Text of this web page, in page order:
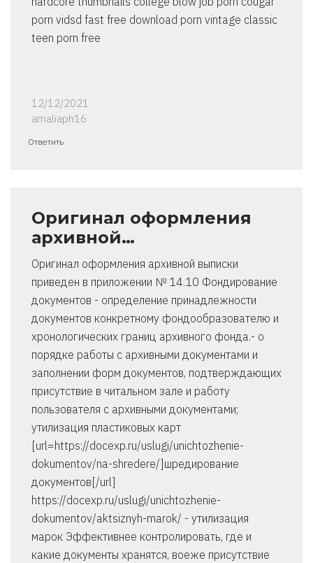
porn vidsd fast free download porn vintage classic
teen porn free
12/12/2021
amaliaph16
Ответить
Оригинал оформления
архивной…
Оригинал оформления архивной выписки
приведен в приложении № 14.10 Фондирование
документов - определение принадлежности
документов конкретному фондообразователю и
хронологических границ архивного фонда.- о
порядке работы с архивными документами и
заполнении форм документов, подтверждающих
присутствие в читальном зале и работу
пользователя с архивными документами;
утилизация пластиковых карт
[url=https://docexp.ru/uslugi/unichtozhenie-
dokumentov/na-shredere/]шредирование
документов[/url]
https://docexp.ru/uslugi/unichtozhenie-
dokumentov/aktsiznyh-marok/ - утилизация
марок Эффективнее контролировать, где и
какие документы хранятся, воеже присутствие